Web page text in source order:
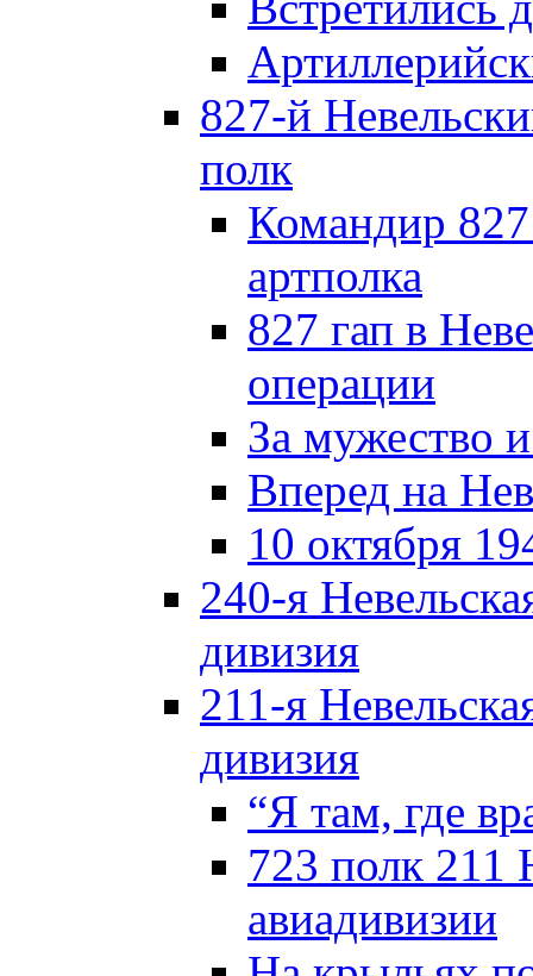
827-й
полк
Командир 827
артполка
827 гап в
операции
За мужество
Вперед на
10 октября
240-я
дивизия
211-я
дивизия
“Я там, где
723 полк 211
авиадивизии